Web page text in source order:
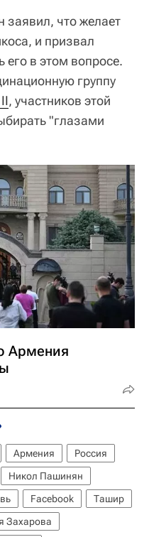
что желает
и призвал
его в этом вопросе.
группу
, участников этой
"глазами
Армения
Армения
Россия
Никол Пашинян
Facebook
Ташир
Захарова